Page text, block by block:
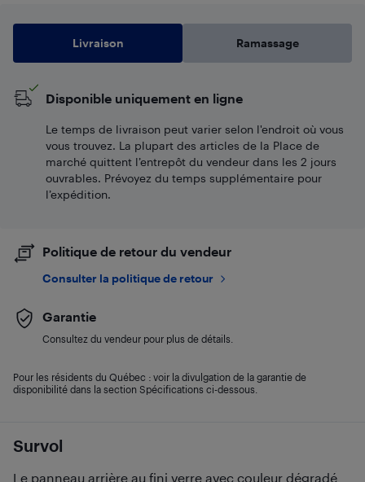
Survol
Le panneau arrière au fini verre avec couleur dégradé
Livraison Ramassage
Disponible uniquement en ligne
Le temps de livraison peut varier selon l'endroit où vous
vous trouvez. La plupart des articles de la Place de
marché quittent l’entrepôt du vendeur dans les 2 jours
ouvrables. Prévoyez du temps supplémentaire pour
l’expédition.
Politique de retour du vendeur
Consulter la politique de retour
Garantie
Consultez du vendeur pour plus de détails.
Pour les résidents du Québec : voir la divulgation de la garantie de
disponibilité dans la section Spécifications ci-dessous.